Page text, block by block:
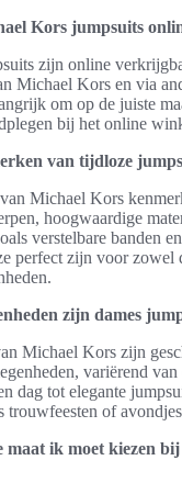
Kors jumpsuits
zijn online
Michael Kors en via
om op de juiste
bij het online
van tijdloze
Michael Kors
hoogwaardige
verstelbare banden
perfect zijn voor zowel
zijn dames
Michael Kors zijn
variërend
dag tot elegante
trouwfeesten of
maat ik moet kiezen